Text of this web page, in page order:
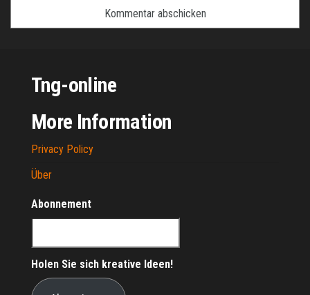
Tng-online
More Information
Privacy Policy
Über
Abonnement
Holen Sie sich kreative Ideen!